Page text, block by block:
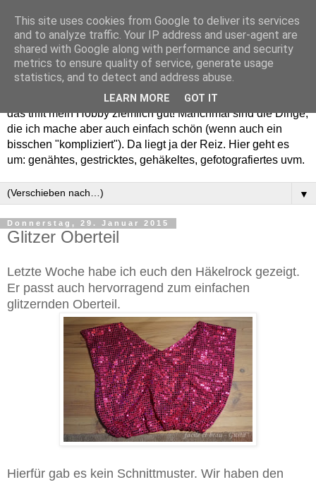
Willkommen in meinem "Wohnzimmer". Einfach und schön -
das trifft mein Hobby ziemlich gut! Manchmal sind die Dinge,
die ich mache aber auch einfach schön (wenn auch ein
bisschen "kompliziert"). Da liegt ja der Reiz. Hier geht es
um: genähtes, gestricktes, gehäkeltes, gefotografiertes uvm.
▼
Donnerstag, 29. Januar 2015
Glitzer Oberteil
Letzte Woche habe ich euch den Häkelrock gezeigt.
Er passt auch hervorragend zum einfachen
glitzernden Oberteil.
Hierfür gab es kein Schnittmuster. Wir haben den
This site uses cookies from Google to deliver its services
and to analyze traffic. Your IP address and user-agent are
shared with Google along with performance and security
metrics to ensure quality of service, generate usage
statistics, and to detect and address abuse.
LEARN MORE GOT IT